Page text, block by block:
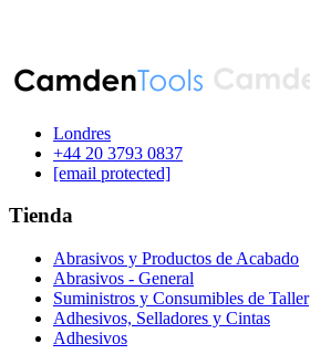
Londres
‪+44 20 3793 0837‬
[email protected]
Tienda
Abrasivos y Productos de Acabado
Abrasivos - General
Suministros y Consumibles de Taller
Adhesivos, Selladores y Cintas
Adhesivos